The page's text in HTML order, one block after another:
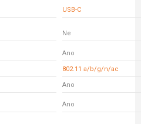
USB-C
Ne
Ano
802.11 a/b/g/n/ac
Ano
Ano